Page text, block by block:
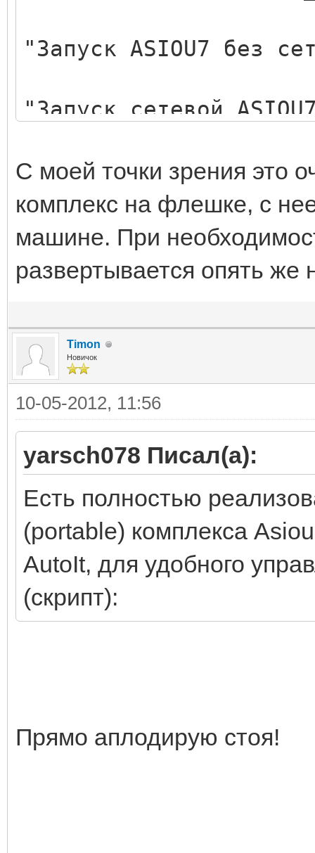
"Запуск ASIOU7 без
"Запуск сетевой
"Запуск сетевой
"Запуск ASIOU7", _
"Бэкап базы ASIOU7",
"Запуск только
"Запуск только
С моей точки зрения это
комплекс на флешке, с
машине. При
развертывается опять
Timon
Новичок
10-05-2012, 11:56
yarsch078 Писал(а):
Есть полностью
(portable) комплекса
AutoIt, для удобного
(скрипт):
Прямо аплодирую стоя!